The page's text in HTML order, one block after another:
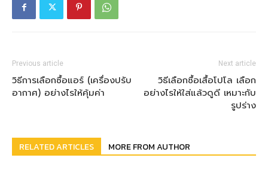
Previous article
วิธีการเลือกซื้อแอร์ (เครื่องปรับ
อากาศ) อย่างไรให้คุ้มค่า
Next article
วิธีเลือกซื้อเสื้อโปโล เลือก
อย่างไรให้ใส่แล้วดูดี เหมาะกับ
รูปร่าง
RELATED ARTICLES MORE FROM AUTHOR